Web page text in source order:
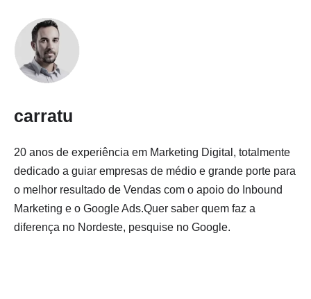
carratu
20 anos de experiência em Marketing Digital, totalmente
dedicado a guiar empresas de médio e grande porte para
o melhor resultado de Vendas com o apoio do Inbound
Marketing e o Google Ads.Quer saber quem faz a
diferença no Nordeste, pesquise no Google.